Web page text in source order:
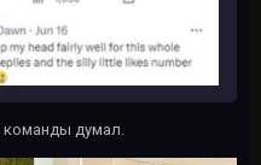
команды думал.